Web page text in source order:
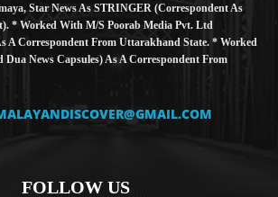
Star News As STRINGER (Correspondent As
* Worked With M/S Poorab Media Pvt. Ltd
A Correspondent From Uttarakhand State. * Worked
News Capsules) As A Correspondent From
FOLLOW US